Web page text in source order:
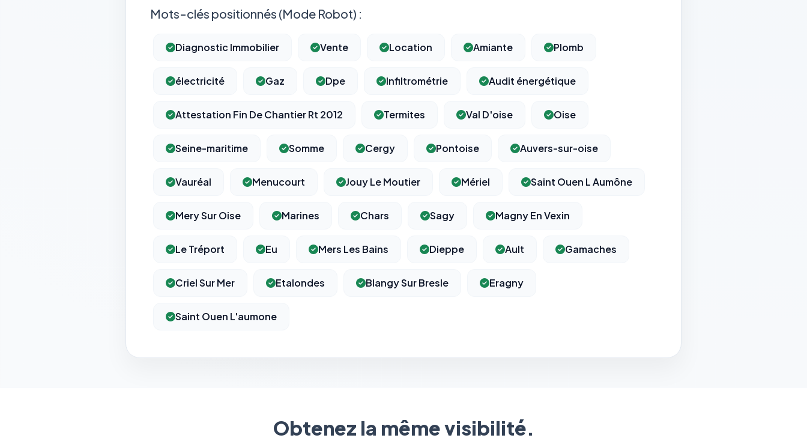
Mots-clés positionnés (Mode Robot) :
Diagnostic Immobilier Vente Location Amiante Plomb
électricité Gaz Dpe Infiltrométrie Audit énergétique
Attestation Fin De Chantier Rt 2012 Termites Val D'oise Oise
Seine-maritime Somme Cergy Pontoise Auvers-sur-oise
Vauréal Menucourt Jouy Le Moutier Mériel Saint Ouen L Aumône
Mery Sur Oise Marines Chars Sagy Magny En Vexin
Le Tréport Eu Mers Les Bains Dieppe Ault Gamaches
Criel Sur Mer Etalondes Blangy Sur Bresle Eragny
Saint Ouen L'aumone
Obtenez la même visibilité.
⚙️